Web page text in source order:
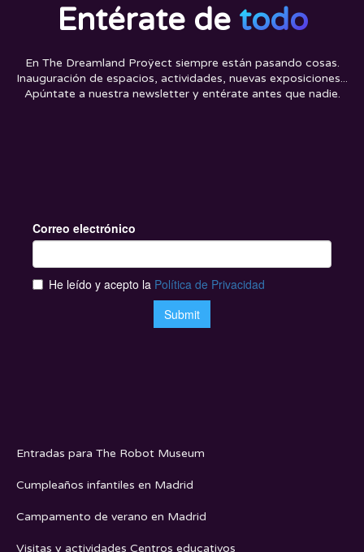
Entérate de todo
En The Dreamland Proÿect siempre están pasando cosas.
Inauguración de espacios, actividades, nuevas exposiciones...
Apúntate a nuestra newsletter y entérate antes que nadie.
Entradas para The Robot Museum
Cumpleaños infantiles en Madrid
Campamento de verano en Madrid
Visitas y actividades Centros educativos